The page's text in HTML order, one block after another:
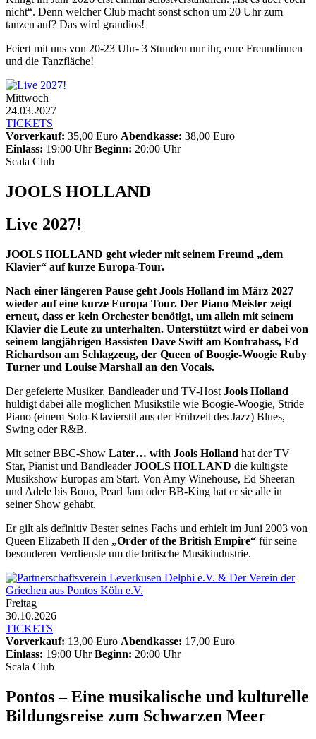
nicht“. Denn welcher Club macht sonst schon um 20 Uhr zum
tanzen auf? Das wird grandios!
Feiert mit uns von 20-23 Uhr- 3 Stunden nur ihr, eure Freundinnen
und die Tanzfläche!
Mittwoch
24.03.2027
TICKETS
Vorverkauf: 35,00 Euro Abendkasse: 38,00 Euro
Einlass: 19:00 UhrBeginn: 20:00 Uhr
Scala Club
JOOLS HOLLAND
Live 2027!
JOOLS HOLLAND geht wieder mit seinem Freund „dem
Klavier“ auf kurze Europa-Tour.
Nach einer längeren Pause geht Jools Holland im März 2027
wieder auf eine kurze Europa Tour. Der Piano Meister zeigt
erneut, dass er kein Orchester benötigt, um allein mit seinem
Klavier die Leute zu unterhalten. Unterstützt wird er dabei von
seinem langjährigen Bassisten Dave Swift am Kontrabass, Ed
Richardson am Schlagzeug, der Queen of Boogie-Woogie Ruby
Turner und Louise Marshall an den Vocals.
Der gefeierte Musiker, Bandleader und TV-Host Jools Holland
huldigt dabei alle möglichen Musikstile wie Boogie-Woogie, Stride
Piano (einem Solo-Klavierstil aus der Frühzeit des Jazz) Blues,
Swing oder R&B.
Mit seiner BBC-Show Later… with Jools Holland hat der TV
Star, Pianist und BandleaderJOOLS HOLLAND die kultigste
Musikshow Europas am Start. Von Amy Winehouse, Ed Sheeran
und Adele bis Bono, Pearl Jam oder BB-King hat er sie alle in
seiner Show gehabt.
Er gilt als definitiv Bester seines Fachs und erhielt im Juni 2003 von
Queen Elizabeth II den „Order of the British Empire“ für seine
besonderen Verdienste um die britische Musikindustrie.
Freitag
30.10.2026
TICKETS
Vorverkauf: 13,00 Euro Abendkasse: 17,00 Euro
Einlass: 19:00 UhrBeginn: 20:00 Uhr
Scala Club
Pontos – Eine musikalische und kulturelle
Bildungsreise zum Schwarzen Meer